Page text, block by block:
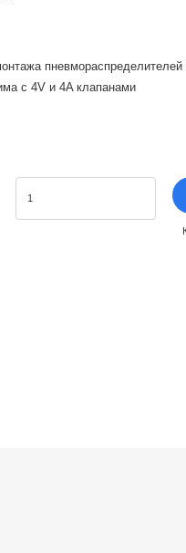
пневмораспределителей
c 4V и 4A клапанами
to integrate the direction